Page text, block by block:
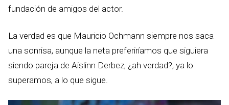
fundación de amigos del actor.
La verdad es que Mauricio Ochmann siempre nos saca
una sonrisa, aunque la neta preferiríamos que siguiera
siendo pareja de Aislinn Derbez, ¿ah verdad?, ya lo
superamos, a lo que sigue.